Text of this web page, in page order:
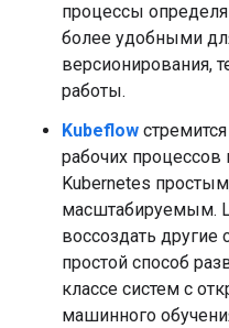
процессы
более удобными
версионирования,
работы.
Kubeflow
рабочих
Kubernetes
масштабируемым.
воссоздать другие
простой способ
классе систем с
машинного